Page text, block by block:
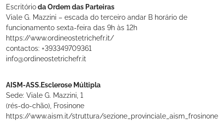
Escritórioda Ordem das Parteiras
Viale G. Mazzini – escada do terceiro andar B horário de
funcionamento sexta-feira das 9h às 12h
https://www.ordineostetrichefr.it/
contactos: +393349709361
info@ordineostetrichefr.it
AISM-ASS.Esclerose Múltipla
Sede: Viale G. Mazzini, 1
(rés-do-chão), Frosinone
https://www.aism.it/struttura/sezione_provinciale_aism_frosinone